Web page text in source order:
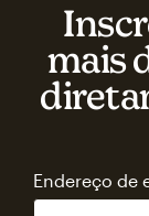
mais
Endereço de